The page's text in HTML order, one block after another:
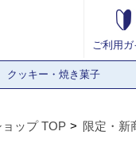
ご利用ガ
クッキー・焼き菓子
ップ TOP 限定・新